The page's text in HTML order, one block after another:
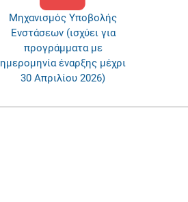
Μηχανισμός Υποβολής
Ενστάσεων (ισχύει για
προγράμματα με
ημερομηνία έναρξης μέχρι
30 Απριλίου 2026)